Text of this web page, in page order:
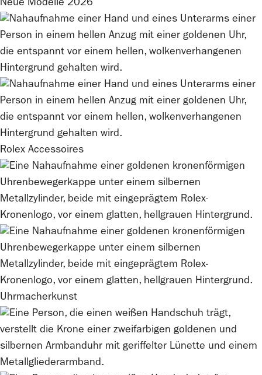
Neue Modelle 2026
Rolex Accessoires
Uhrmacherkunst